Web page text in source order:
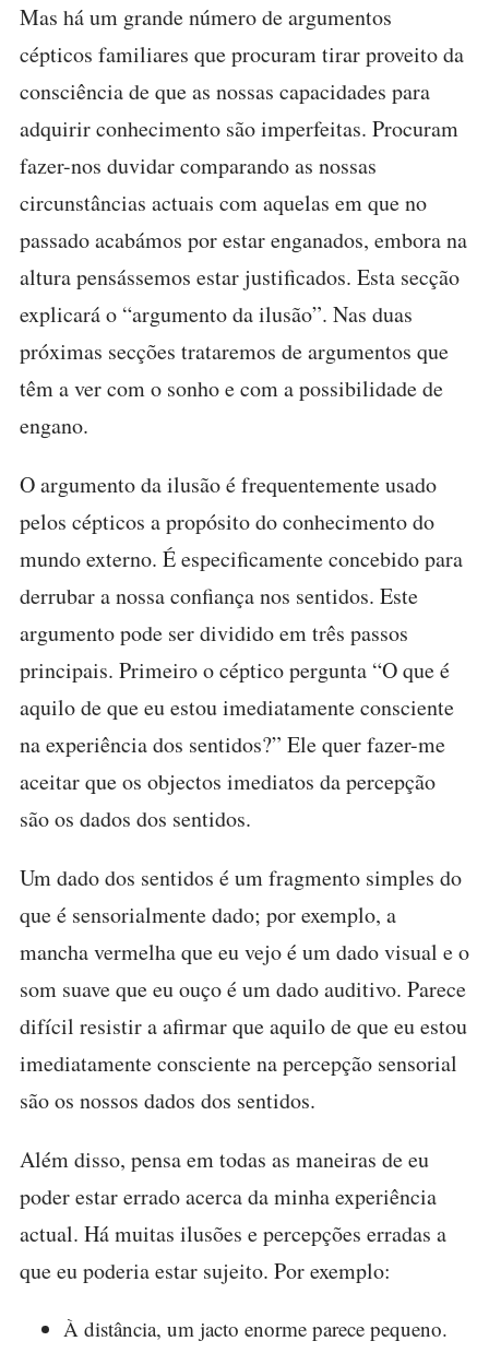
Mas há um grande número de argumentos
cépticos familiares que procuram tirar proveito da
consciência de que as nossas capacidades para
adquirir conhecimento são imperfeitas. Procuram
fazer-nos duvidar comparando as nossas
circunstâncias actuais com aquelas em que no
passado acabámos por estar enganados, embora na
altura pensássemos estar justificados. Esta secção
explicará o “argumento da ilusão”. Nas duas
próximas secções trataremos de argumentos que
têm a ver com o sonho e com a possibilidade de
engano.
O argumento da ilusão é frequentemente usado
pelos cépticos a propósito do conhecimento do
mundo externo. É especificamente concebido para
derrubar a nossa confiança nos sentidos. Este
argumento pode ser dividido em três passos
principais. Primeiro o céptico pergunta “O que é
aquilo de que eu estou imediatamente consciente
na experiência dos sentidos?” Ele quer fazer-me
aceitar que os objectos imediatos da percepção
são os dados dos sentidos.
Um dado dos sentidos é um fragmento simples do
que é sensorialmente dado; por exemplo, a
mancha vermelha que eu vejo é um dado visual e o
som suave que eu ouço é um dado auditivo. Parece
difícil resistir a afirmar que aquilo de que eu estou
imediatamente consciente na percepção sensorial
são os nossos dados dos sentidos.
Além disso, pensa em todas as maneiras de eu
poder estar errado acerca da minha experiência
actual. Há muitas ilusões e percepções erradas a
que eu poderia estar sujeito. Por exemplo:
À distância, um jacto enorme parece pequeno.